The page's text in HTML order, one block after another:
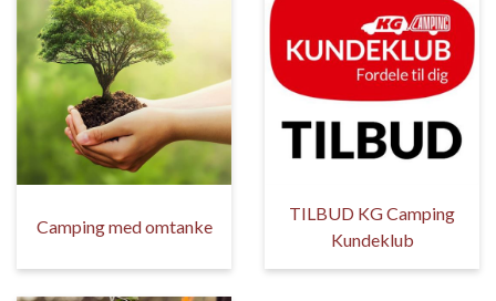
Camping med omtanke
TILBUD KG Camping
Kundeklub